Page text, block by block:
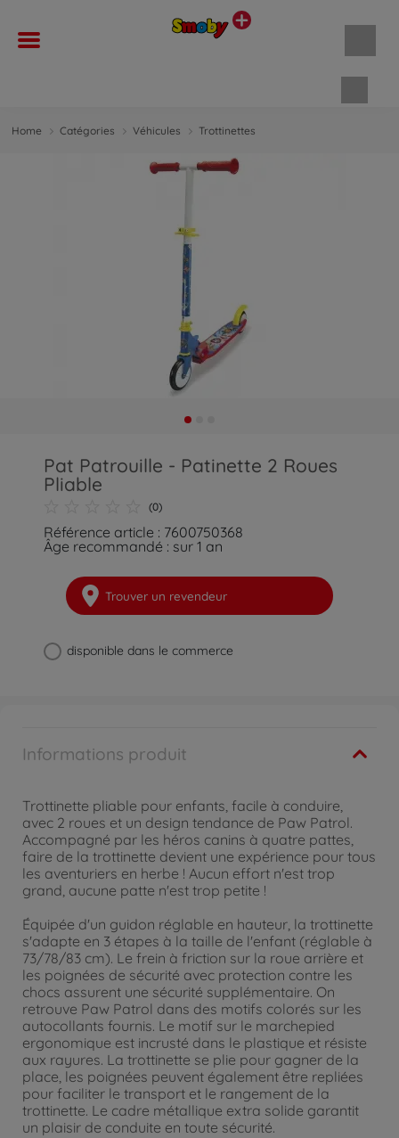
Home Catégories Véhicules Trottinettes
Pat Patrouille - Patinette 2 Roues
Pliable
(0)
Référence article : 7600750368
Âge recommandé : sur 1 an
Trouver un revendeur
disponible dans le commerce
Informations produit
Trottinette pliable pour enfants, facile à conduire,
avec 2 roues et un design tendance de Paw Patrol.
Accompagné par les héros canins à quatre pattes,
faire de la trottinette devient une expérience pour tous
les aventuriers en herbe ! Aucun effort n'est trop
grand, aucune patte n'est trop petite !
Équipée d'un guidon réglable en hauteur, la trottinette
s'adapte en 3 étapes à la taille de l'enfant (réglable à
73/78/83 cm). Le frein à friction sur la roue arrière et
les poignées de sécurité avec protection contre les
chocs assurent une sécurité supplémentaire. On
retrouve Paw Patrol dans des motifs colorés sur les
autocollants fournis. Le motif sur le marchepied
ergonomique est incrusté dans le plastique et résiste
aux rayures. La trottinette se plie pour gagner de la
place, les poignées peuvent également être repliées
pour faciliter le transport et le rangement de la
trottinette. Le cadre métallique extra solide garantit
un plaisir de conduite en toute sécurité.